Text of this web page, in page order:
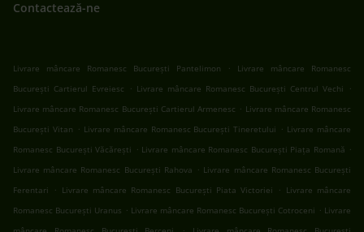
Contactează-ne
Livrare mâncare Romanesc București Pantelimon .
Livrare mâncare Romanesc
București Cartierul Evreiesc
. Livrare mâncare Romanesc București Centrul Vechi
.
Livrare mâncare Romanesc București Cartierul Armenesc . Livrare mâncare Romanesc
București Vitan . Livrare mâncare Romanesc București Tineretului . Livrare mâncare
Romanesc București Văcărești . Livrare mâncare Romanesc București Piața Romană .
Livrare mâncare Romanesc București Rahova . Livrare mâncare Romanesc București
Ferentari
. Livrare mâncare Romanesc București Piata Victoriei . Livrare mâncare
Romanesc București Uranus . Livrare mâncare Romanesc București Cotroceni . Livrare
.